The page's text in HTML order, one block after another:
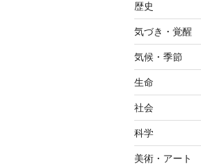
歴史
気づき・覚醒
気候・季節
生命
社会
科学
美術・アート